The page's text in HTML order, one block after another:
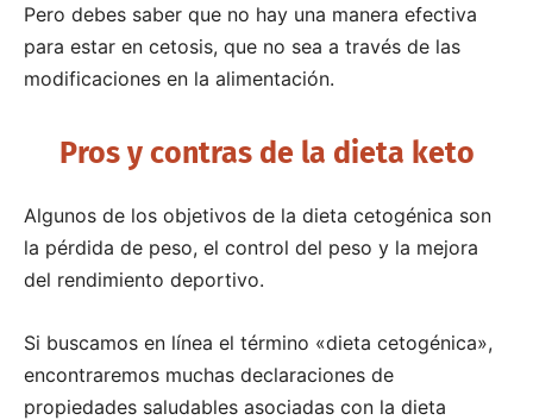
Pero debes saber que no hay una manera efectiva
para estar en cetosis, que no sea a través de las
modificaciones en la alimentación.
Pros y contras de la dieta keto
Algunos de los objetivos de la dieta cetogénica son
la pérdida de peso, el control del peso y la mejora
del rendimiento deportivo.
Si buscamos en línea el término «dieta cetogénica»,
encontraremos muchas declaraciones de
propiedades saludables asociadas con la dieta